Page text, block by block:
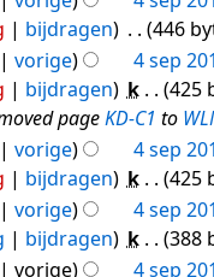
bijdragen 446
vorige 4 sep
bijdragen k 425
pageKD-C1 to
vorige 4 sep
bijdragen k 425
vorige 4 sep
bijdragen k 388
vorige 4 sep